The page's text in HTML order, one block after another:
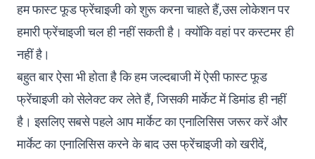
हम फास्ट फूड फ्रेंचाइजी को शुरू करना चाहते हैं,उस लोकेशन पर
हमारी फ्रेंचाइजी चल ही नहीं सकती है। क्योंकि वहां पर कस्टमर ही
नहीं है।
बहुत बार ऐसा भी होता है कि हम जल्दबाजी में ऐसी फास्ट फूड
फ्रेंचाइजी को सेलेक्ट कर लेते हैं, जिसकी मार्केट में डिमांड ही नहीं
है। इसलिए सबसे पहले आप मार्केट का एनालिसिस जरूर करें और
मार्केट का एनालिसिस करने के बाद उस फ्रेंचाइजी को खरीदें,